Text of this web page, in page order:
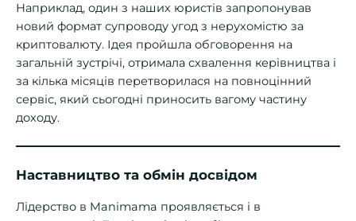
Наприклад, один з наших юристів запропонував
новий формат супроводу угод з нерухомістю за
криптовалюту. Ідея пройшла обговорення на
загальній зустрічі, отримала схвалення керівництва і
за кілька місяців перетворилася на повноцінний
сервіс, який сьогодні приносить вагому частину
доходу.
Наставництво та обмін досвідом
Лідерство в Manimama проявляється і в